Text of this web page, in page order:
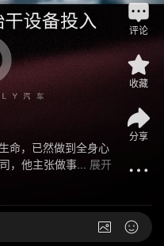
命，已然做到全身心
，他主张做事...
展开
评论
收藏
分享